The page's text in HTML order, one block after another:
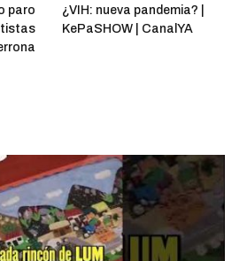
paro
¿VIH: nueva pandemia? |
KePaSHOW | CanalYA